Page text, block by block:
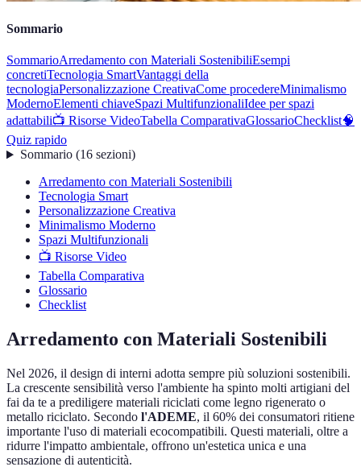
Sommario
SommarioArredamento con Materiali SostenibiliEsempi
concretiTecnologia SmartVantaggi della
tecnologiaPersonalizzazione CreativaCome procedereMinimalismo
ModernoElementi chiaveSpazi MultifunzionaliIdee per spazi
adattabili📺 Risorse VideoTabella ComparativaGlossarioChecklist🧠
Quiz rapido
Sommario(16 sezioni)
Arredamento con Materiali Sostenibili
Tecnologia Smart
Personalizzazione Creativa
Minimalismo Moderno
Spazi Multifunzionali
📺 Risorse Video
Tabella Comparativa
Glossario
Checklist
Arredamento con Materiali Sostenibili
Nel 2026, il design di interni adotta sempre più soluzioni sostenibili.
La crescente sensibilità verso l'ambiente ha spinto molti artigiani del
fai da te a prediligere materiali riciclati come legno rigenerato o
metallo riciclato. Secondo l'ADEME, il 60% dei consumatori ritiene
importante l'uso di materiali ecocompatibili. Questi materiali, oltre a
ridurre l'impatto ambientale, offrono un'estetica unica e una
sensazione di autenticità.